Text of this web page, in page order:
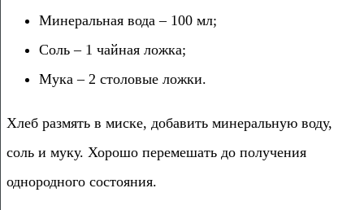
Минеральная вода – 100 мл;
Соль – 1 чайная ложка;
Мука – 2 столовые ложки.
Хлеб размять в миске, добавить минеральную воду,
соль и муку. Хорошо перемешать до получения
однородного состояния.